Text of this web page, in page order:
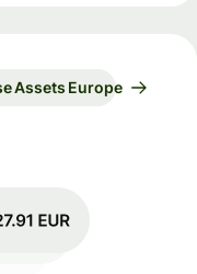
Assets Europe